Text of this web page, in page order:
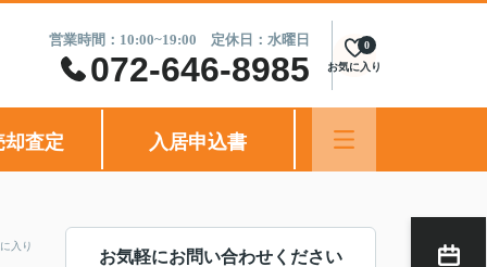
営業時間：10:00~19:00 定休日：水曜日
072-646-8985 お気に入り
0
却査定 入居申込書
入り
お気軽にお問い合わせください